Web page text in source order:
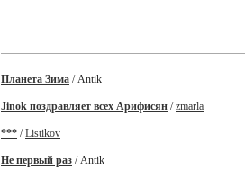
Планета Зима / Antik
Jinok поздравляет всех Арифисян /zmarla
*** /Listikov
Не первый раз / Antik